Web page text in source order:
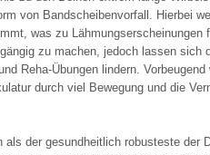
von Bandscheibenvorfall. Hierbei
was zu Lähmungserscheinungen
zu machen, jedoch lassen sich
Reha-Übungen lindern. Vorbeugend
durch viel Bewegung und die
als der gesundheitlich robusteste der